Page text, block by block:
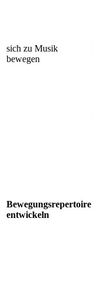
sich zu Musik
bewegen
Bewegungsrepertoire
entwickeln